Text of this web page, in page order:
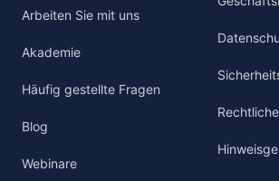
Arbeiten Sie mit uns
Akademie
Häufig gestellte Fragen
Blog
Webinare